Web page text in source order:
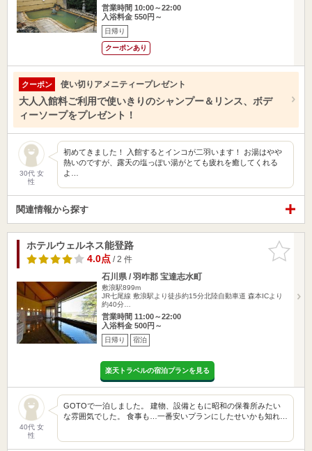
営業時間 10:00～22:00
入浴料金 550円～
日帰り
クーポンあり
クーポン 使い切りアメニティープレゼント
大人入館料ご利用で使いきりのシャンプー＆リンス、ボデ
ィーソープをプレゼント！
30代 女
性
初めてきました！ 入館するとインコが二羽います！ お湯はやや
熱いのですが、露天の塩っぽい湯がとても疲れを癒してくれる
よ…
関連情報から探す
お気に入
りに追加
ホテルウェルネス能登路
4.0点/ 2 件
石川県 / 羽咋郡 宝達志水町
敷浪駅899m
JR七尾線 敷浪駅より徒歩約15分北陸自動車道 森本ICより
約40分…
営業時間 11:00～22:00
入浴料金 500円～
日帰り 宿泊
楽天トラベルの宿泊プランを見る
40代 女
性
GOTOで一泊しました。 建物、設備ともに昭和の保養所みたい
な雰囲気でした。 食事も…一番安いプランにしたせいかも知れ…